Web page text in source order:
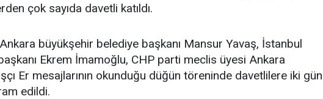
çok sayıda davetli katıldı.
büyükşehir belediye başkanı Mansur Yavaş, İstanbul
Ekrem İmamoğlu, CHP parti meclis üyesi Ankara
Er mesajlarının okunduğu düğün töreninde davetlilere iki gün
edildi.